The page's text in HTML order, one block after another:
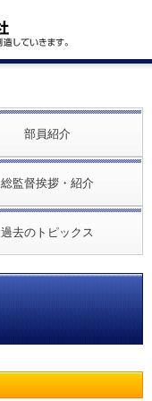
部員紹介
総監督挨拶・紹介
過去のトピックス